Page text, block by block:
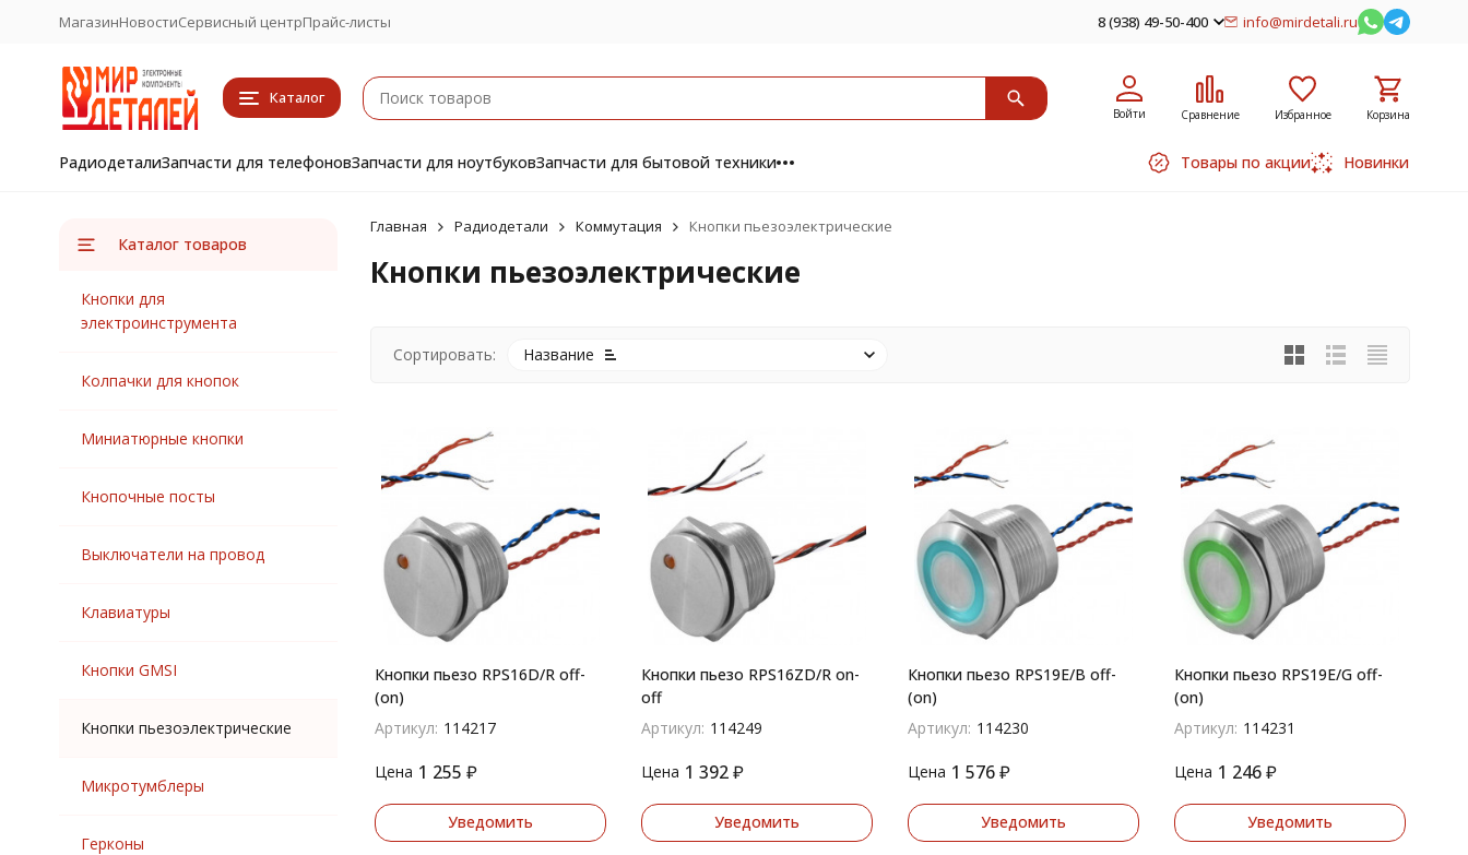
МагазинНовостиСервисный центрПрайс-листы 8 (938) 49-50-400 info@mirdetali.ru
Каталог
Войти Сравнение Избранное Корзина
РадиодеталиЗапчасти для телефоновЗапчасти для ноутбуковЗапчасти для бытовой техники Товары по акции Новинки
Главная Радиодетали Коммутация Кнопки пьезоэлектрические
Кнопки пьезоэлектрические
Сортировать: Название
Кнопки пьезо RPS16D/R off-
(on)
Артикул: 114217
Цена 1 255 ₽
Уведомить
Кнопки пьезо RPS16ZD/R on-
off
Артикул: 114249
Цена 1 392 ₽
Уведомить
Кнопки пьезо RPS19E/B off-
(on)
Артикул: 114230
Цена 1 576 ₽
Уведомить
Кнопки пьезо RPS19E/G off-
(on)
Артикул: 114231
Цена 1 246 ₽
Уведомить
Каталог товаров
Кнопки для
электроинструмента
Колпачки для кнопок
Миниатюрные кнопки
Кнопочные посты
Выключатели на провод
Клавиатуры
Кнопки GMSI
Кнопки пьезоэлектрические
Микротумблеры
Герконы